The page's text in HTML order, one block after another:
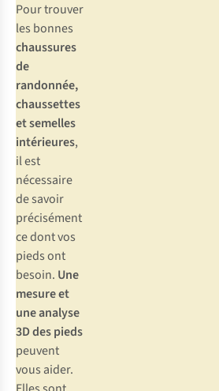
Pour trouver
les bonnes
chaussures
de
randonnée,
chaussettes
et semelles
intérieures,
il est
nécessaire
de savoir
précisément
ce dont vos
pieds ont
besoin. Une
mesure et
une analyse
3D des pieds
peuvent
vous aider.